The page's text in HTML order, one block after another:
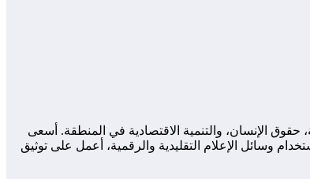
الإنسان، والتنمية الاقتصادية في المنطقة. أسعى
وسائل الإعلام التقليدية والرقمية، أعمل على توثيق